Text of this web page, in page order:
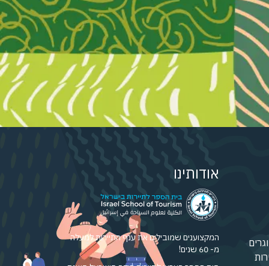
אודותינו
המקצוענים שמובילים את ענף התיירות למעלה
מ- 60 שנים!